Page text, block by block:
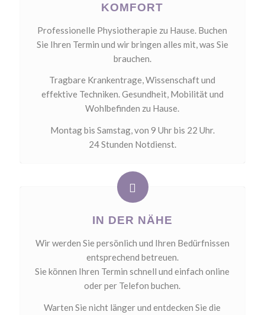
KOMFORT
Professionelle Physiotherapie zu Hause. Buchen
Sie Ihren Termin und wir bringen alles mit, was Sie
brauchen.
Tragbare Krankentrage, Wissenschaft und
effektive Techniken. Gesundheit, Mobilität und
Wohlbefinden zu Hause.
Montag bis Samstag, von 9 Uhr bis 22 Uhr.
24 Stunden Notdienst.
IN DER NÄHE
Wir werden Sie persönlich und Ihren Bedürfnissen
entsprechend betreuen.
Sie können Ihren Termin schnell und einfach online
oder per Telefon buchen.
Warten Sie nicht länger und entdecken Sie die